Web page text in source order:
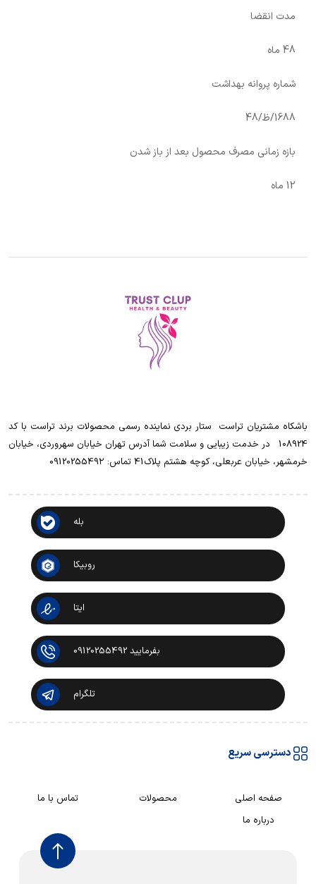
مدت انقضا
48 ماه
شماره پروانه بهداشت
1688/ظ/48
بازه زمانی مصرف محصول بعد از باز شدن
12 ماه
باشکاه مشتریان تراست ‌ ‌ستار بردی نماینده رسمی محصولات برند تراست با کد
108924 ‌ ‌ در خدمت زیبایی و سلامت شما آدرس تهران خیابان سهروردی، خیابان
خرمشهر، خیابان عربعلی، کوچه هشتم پلاک41 تماس: 0912025549۲
بله
روبیکا
ایتا
بفرمایید 09120255492
تلگرام
دسترسی سریع
صفحه اصلی محصولات
تماس با ما
درباره ما